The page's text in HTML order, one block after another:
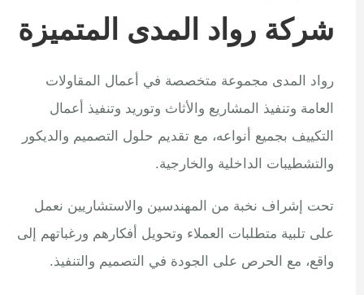
شركة رواد المدى المتميزة
رواد المدى مجموعة متخصصة في أعمال المقاولات
العامة وتنفيذ المشاريع والأثاث وتوريد وتنفيذ أعمال
التكييف بجميع أنواعه، مع تقديم حلول التصميم والديكور
والتشطيبات الداخلية والخارجية.
تحت إشراف نخبة من المهندسين والاستشاريين نعمل
على تلبية متطلبات العملاء وتحويل أفكارهم ورغباتهم إلى
واقع، مع الحرص على الجودة في التصميم والتنفيذ.